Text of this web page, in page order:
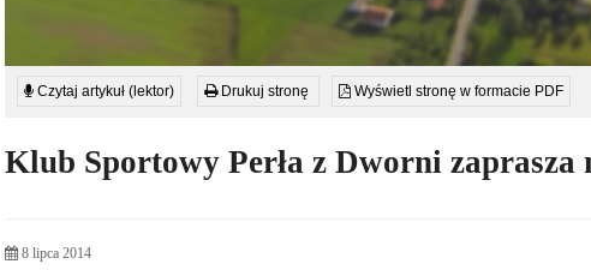
Czytaj artykuł (lektor) Drukuj stronę Wyświetl stronę w formacie PDF
Klub Sportowy Perła z Dworni zaprasza
8 lipca 2014
mieszkańców
Gminy